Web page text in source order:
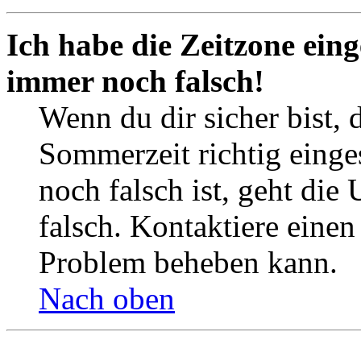
Ich habe die Zeitzone
immer noch falsch!
Wenn du dir sicher bist,
Sommerzeit richtig
noch falsch ist, geht die
falsch. Kontaktiere
Problem beheben kann.
Nach oben